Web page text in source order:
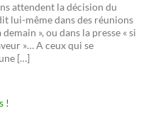
attendent la décision du
lui-même dans des réunions
», ou dans la presse « si
»… A ceux qui se
[…]
!